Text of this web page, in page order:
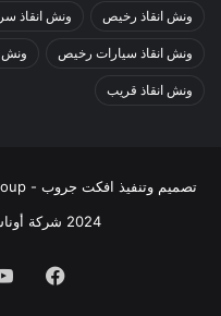
ونش انقاذ رخيص ونش انقاذ
ونش انقاذ سيارات رخيص ونش
ونش انقاذ قريب
تصميم وتنفيذ افكت جروب - Effect Group
2024 شركة